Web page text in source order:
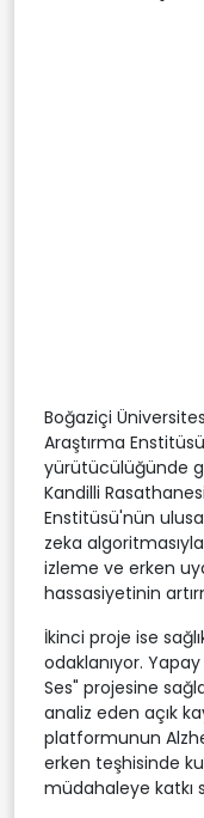
Boğaziçi
Araştırma
yürütücülüğünde
Kandilli
Enstitüsü'nün
zeka
izleme ve erken
hassasiyetinin
İkinci proje ise
odaklanıyor.
Ses" projesine
analiz eden açık
platformunun
erken teşhisinde
müdahaleye katkı